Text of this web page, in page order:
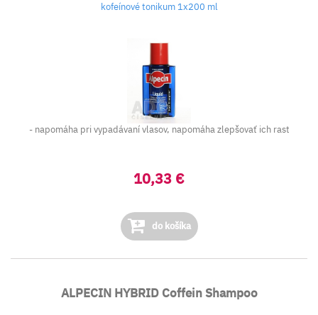
kofeínové tonikum 1x200 ml
- napomáha pri vypadávaní vlasov, napomáha zlepšovať ich rast
10,33 €
do košíka
ALPECIN HYBRID Coffein Shampoo